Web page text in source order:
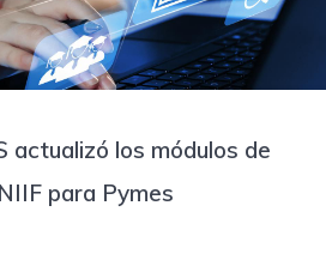
actualizó los módulos de
para Pymes